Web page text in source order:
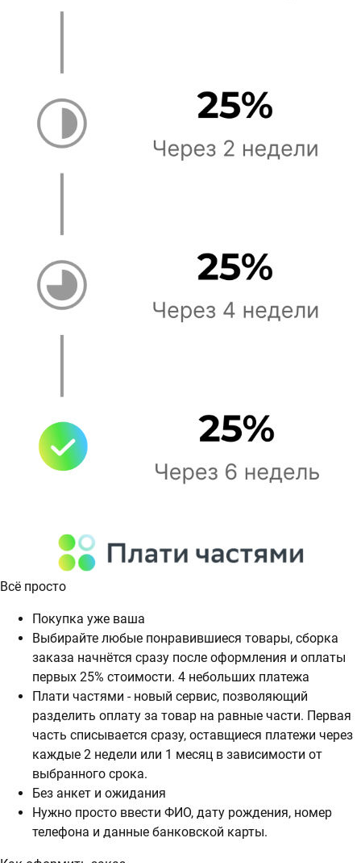
Всё просто
Покупка уже ваша
Выбирайте любые понравившиеся товары, сборка
заказа начнётся сразу после оформления и оплаты
первых 25% стоимости. 4 небольших платежа
Плати частями - новый сервис, позволяющий
разделить оплату за товар на равные части. Первая
часть списывается сразу, оставщиеся платежи через
каждые 2 недели или 1 месяц в зависимости от
выбранного срока.
Без анкет и ожидания
Нужно просто ввести ФИО, дату рождения, номер
телефона и данные банковской карты.